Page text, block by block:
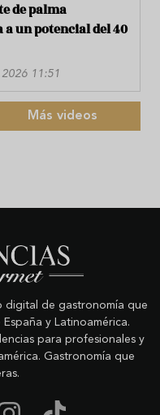
de palma
un potencial del 40
11:51
Más videos
digital de gastronomía que
y Latinoamérica.
para profesionales y
Gastronomía que